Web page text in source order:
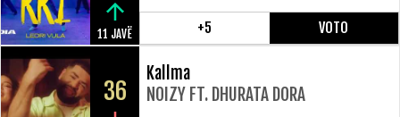
11 JAVË +5 VOTO
36
Kallma
NOIZY FT. DHURATA DORA